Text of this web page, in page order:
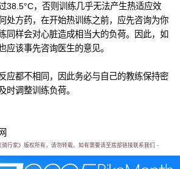
38.5°C，否则训练几乎无法产生热适应效
处方药，在开始热训练之前，应先咨询为你
同样会对心脏造成相当大的负荷。因此，如
应该事先咨询医生的意见。
应都不相同，因此务必与自己的教练保持密
时调整训练负荷。
骑行家》版权所有，请勿转载。如有需要请至底部链接联系我们 -